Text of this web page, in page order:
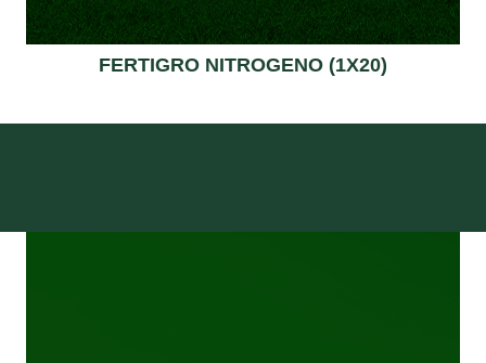
FERTIGRO NITROGENO (1X20)